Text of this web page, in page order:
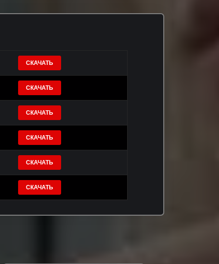
СКАЧАТЬ
СКАЧАТЬ
СКАЧАТЬ
СКАЧАТЬ
СКАЧАТЬ
СКАЧАТЬ